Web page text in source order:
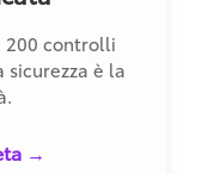
controlli
è la
→